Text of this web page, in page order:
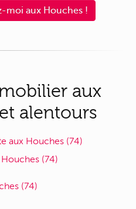
moi aux Houches !
aux
alentours
aux Houches (74)
(74)
(74)